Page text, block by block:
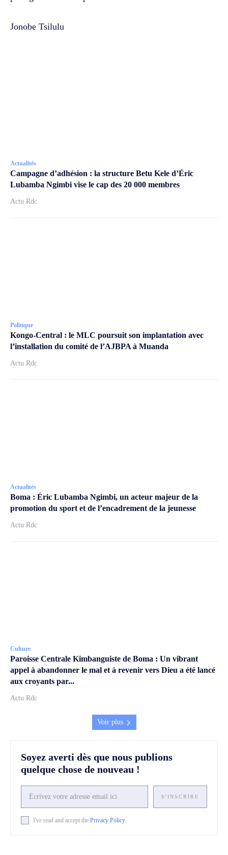
Jonobe Tsilulu
Actualités
Campagne d’adhésion : la structure Betu Kele d’Éric
Lubamba Ngimbi vise le cap des 20 000 membres
Actu Rdc
Politique
Kongo-Central : le MLC poursuit son implantation avec
l’installation du comité de l’AJBPA à Muanda
Actu Rdc
Actualités
Boma : Éric Lubamba Ngimbi, un acteur majeur de la
promotion du sport et de l’encadrement de la jeunesse
Actu Rdc
Culture
Paroisse Centrale Kimbanguiste de Boma : Un vibrant
appel à abandonner le mal et à revenir vers Dieu a été lancé
aux croyants par...
Actu Rdc
Voir plus
Soyez averti dès que nous publions
quelque chose de nouveau !
S'INSCRIRE
I've read and accept the Privacy Policy.